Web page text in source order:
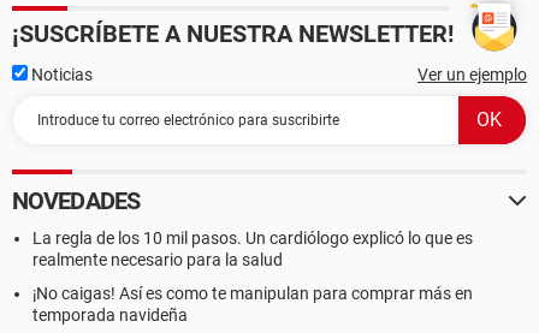
¡SUSCRÍBETE A NUESTRA NEWSLETTER!
Noticias Ver un ejemplo
NOVEDADES
La regla de los 10 mil pasos. Un cardiólogo explicó lo que es
realmente necesario para la salud
¡No caigas! Así es como te manipulan para comprar más en
temporada navideña